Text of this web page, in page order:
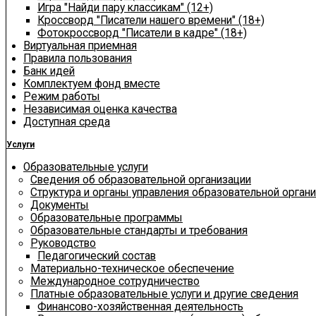
Игра "Найди пару классикам" (12+)
Кроссворд "Писатели нашего времени" (18+)
Фотокроссворд "Писатели в кадре" (18+)
Виртуальная приемная
Правила пользования
Банк идей
Комплектуем фонд вместе
Режим работы
Независимая оценка качества
Доступная среда
Услуги
Образовательные услуги
Сведения об образовательной организации
Структура и органы управления образовательной
Документы
Образовательные программы
Образовательные стандарты и требования
Руководство
Педагогический состав
Материально-техническое обеспечение
Международное сотрудничество
Платные образовательные услуги и другие сведения
Финансово-хозяйственная деятельность